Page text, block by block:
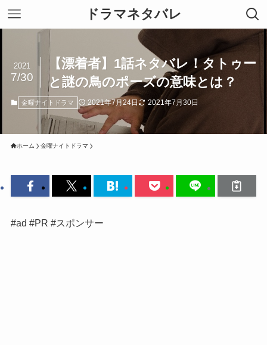
ドラマネタバレ
【漂着者】1話ネタバレ！タトゥー
と謎の鳥のポーズの意味とは？
2021
7/30
金曜ナイトドラマ 2021年7月24日 2021年7月30日
ホーム 金曜ナイトドラマ
#ad #PR #スポンサー